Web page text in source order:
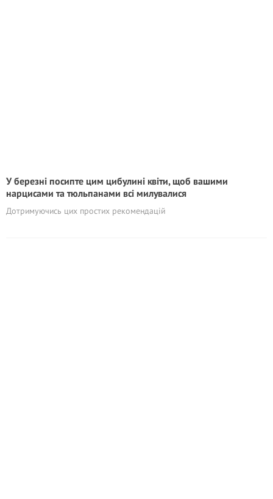
У березні посипте цим цибулині квіти, щоб вашими
нарцисами та тюльпанами всі милувалися
Дотримуючись цих простих рекомендацій